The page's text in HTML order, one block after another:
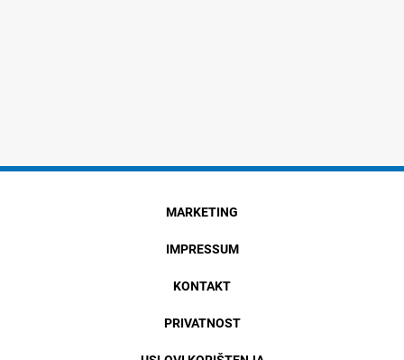
MARKETING
IMPRESSUM
KONTAKT
PRIVATNOST